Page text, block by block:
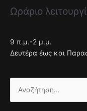
Ωράριο
9 π.μ.-2 μ.μ.
Δευτέρα έως και
Αναζήτηση
για: